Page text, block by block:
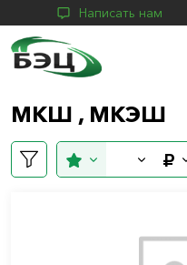
Написать нам
МКШ , МКЭШ